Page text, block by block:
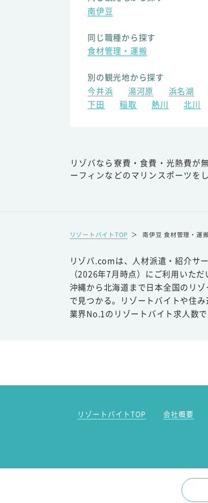
南伊豆
同じ職種から探す
食材管理・運搬
別の観光地から探す
今井浜
湯河原 浜名湖
下田
稲取 熱川 北川
リゾバなら寮費・食費・光熱費が
ーフィンなどのマリンスポーツを
リゾートバイトTOP ＞ 南伊豆 食材管理・運
リゾバ.comは、人材派遣・紹介サ
（2026年7月時点）にご利用いただ
沖縄から北海道まで日本全国のリ
で見つかる。リゾートバイトや住
業界No.1のリゾートバイト求人数
リゾートバイトTOP 会社概要